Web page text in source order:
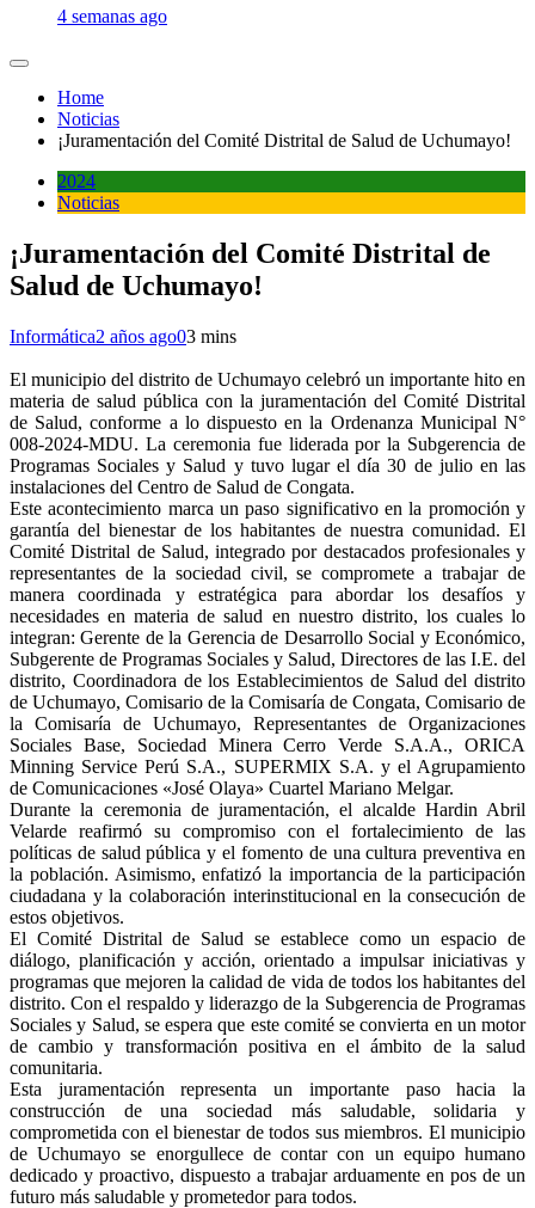
4 semanas ago
Home
Noticias
¡Juramentación del Comité Distrital de Salud de Uchumayo!
2024
Noticias
¡Juramentación del Comité Distrital de
Salud de Uchumayo!
Informática2 años ago03 mins
El municipio del distrito de Uchumayo celebró un importante hito en
materia de salud pública con la juramentación del Comité Distrital
de Salud, conforme a lo dispuesto en la Ordenanza Municipal N°
008-2024-MDU. La ceremonia fue liderada por la Subgerencia de
Programas Sociales y Salud y tuvo lugar el día 30 de julio en las
instalaciones del Centro de Salud de Congata.
Este acontecimiento marca un paso significativo en la promoción y
garantía del bienestar de los habitantes de nuestra comunidad. El
Comité Distrital de Salud, integrado por destacados profesionales y
representantes de la sociedad civil, se compromete a trabajar de
manera coordinada y estratégica para abordar los desafíos y
necesidades en materia de salud en nuestro distrito, los cuales lo
integran: Gerente de la Gerencia de Desarrollo Social y Económico,
Subgerente de Programas Sociales y Salud, Directores de las I.E. del
distrito, Coordinadora de los Establecimientos de Salud del distrito
de Uchumayo, Comisario de la Comisaría de Congata, Comisario de
la Comisaría de Uchumayo, Representantes de Organizaciones
Sociales Base, Sociedad Minera Cerro Verde S.A.A., ORICA
Minning Service Perú S.A., SUPERMIX S.A. y el Agrupamiento
de Comunicaciones «José Olaya» Cuartel Mariano Melgar.
Durante la ceremonia de juramentación, el alcalde Hardin Abril
Velarde reafirmó su compromiso con el fortalecimiento de las
políticas de salud pública y el fomento de una cultura preventiva en
la población. Asimismo, enfatizó la importancia de la participación
ciudadana y la colaboración interinstitucional en la consecución de
estos objetivos.
El Comité Distrital de Salud se establece como un espacio de
diálogo, planificación y acción, orientado a impulsar iniciativas y
programas que mejoren la calidad de vida de todos los habitantes del
distrito. Con el respaldo y liderazgo de la Subgerencia de Programas
Sociales y Salud, se espera que este comité se convierta en un motor
de cambio y transformación positiva en el ámbito de la salud
comunitaria.
Esta juramentación representa un importante paso hacia la
construcción de una sociedad más saludable, solidaria y
comprometida con el bienestar de todos sus miembros. El municipio
de Uchumayo se enorgullece de contar con un equipo humano
dedicado y proactivo, dispuesto a trabajar arduamente en pos de un
futuro más saludable y prometedor para todos.